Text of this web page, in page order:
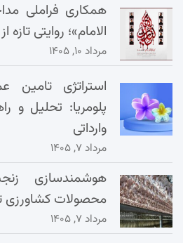
همکاری فراملی
الامام»؛ روایتی
مرداد ۱۰, ۱۴۰۵
استراتژی تامین
پلومریا: تحلیل و
وارداتی
مرداد ۷, ۱۴۰۵
هوشمندسازی
محصولات کشاورزی
مرداد ۷, ۱۴۰۵